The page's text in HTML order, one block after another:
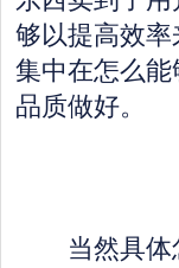
够以提高效
集中在怎么
品质做好。
当然具体怎